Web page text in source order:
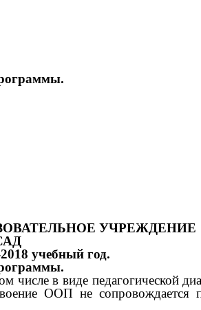
УЧРЕЖДЕНИЕ
учебный год.
в виде педагогической
ООП не сопровождается